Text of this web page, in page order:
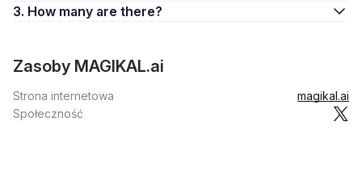
3. How many are there?
Zasoby MAGIKAL.ai
Strona internetowa
magikal.ai
Społeczność